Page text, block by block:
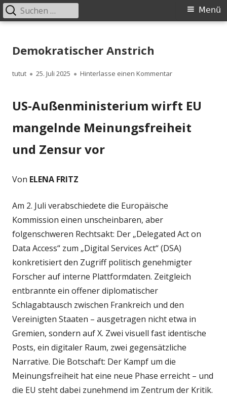
zum
Primäres
Menü
Suchen
nach:
Demokratischer Anstrich
Autor
tutut
Veröffentlicht
25. Juli 2025 Hinterlasse einen Kommentarzu
US-Außenministerium wirft EU
mangelnde Meinungsfreiheit
und Zensur vor
Von ELENA FRITZ
Am 2. Juli verabschiedete die Europäische
Kommission einen unscheinbaren, aber
folgenschweren Rechtsakt: Der „Delegated Act on
Data Access“ zum „Digital Services Act“ (DSA)
konkretisiert den Zugriff politisch genehmigter
Forscher auf interne Plattformdaten. Zeitgleich
entbrannte ein offener diplomatischer
Schlagabtausch zwischen Frankreich und den
Vereinigten Staaten – ausgetragen nicht etwa in
Gremien, sondern auf X. Zwei visuell fast identische
Posts, ein digitaler Raum, zwei gegensätzliche
Narrative. Die Botschaft: Der Kampf um die
Meinungsfreiheit hat eine neue Phase erreicht – und
die EU steht dabei zunehmend im Zentrum der Kritik.